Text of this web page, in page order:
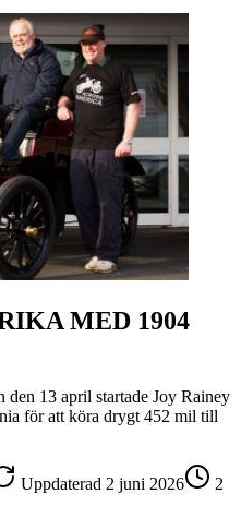
MED 1904
13 april startade Joy Rainey
för att köra drygt 452 mil till
Uppdaterad 2 juni 2026
2